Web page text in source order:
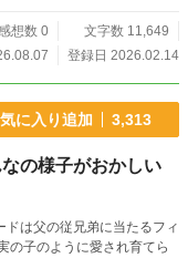
たちから世界を救うわ。当
ら絶対に勝つの。でも、お
聖なる力……悲劇的な恋に
りを纏った私たちの「甘い
なたも付き合って。だっ
想数 0
文字数 11,649
登録日 2026.02.14
に入り追加 3,313
の様子がおかしい
は父の従兄弟に当たるフィ
の子のように愛され育てら